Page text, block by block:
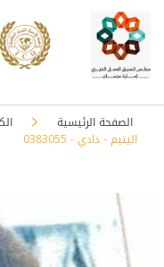
الصفحة الرئيسية
اليتيم - دادي - 0383055